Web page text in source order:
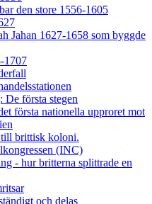
den store 1556-1605
Jahan 1627-1658 som byggde
1707
De första stegen
första nationella upproret mot
brittisk koloni.
(INC)
- hur britterna splittrade en
och delas